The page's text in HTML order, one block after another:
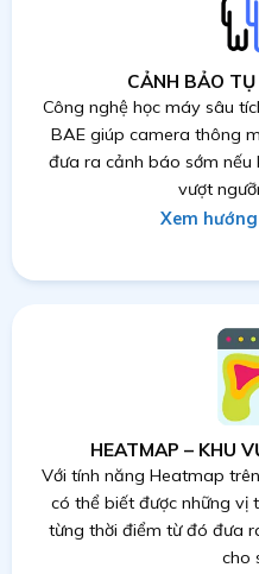
CẢNH BẢO
Công nghệ học máy sâu
BAE giúp camera thông
đưa ra cảnh báo sớm nếu
vượt
Xem
HEATMAP – KHU
Với tính năng Heatmap
có thể biết được những vị
từng thời điểm từ đó đưa
cho